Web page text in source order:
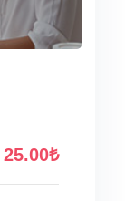
25.00₺